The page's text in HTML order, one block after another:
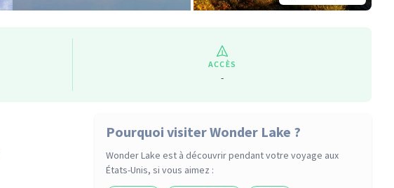
ACCÈS
-
Pourquoi visiter Wonder Lake ?
Wonder Lake est à découvrir pendant votre voyage aux
États-Unis, si vous aimez :